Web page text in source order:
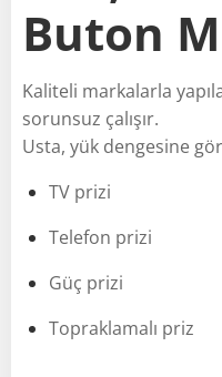
Buton
Kaliteli markalarla
sorunsuz çalışır.
Usta, yük dengesine
TV prizi
Telefon prizi
Güç prizi
Topraklamalı priz